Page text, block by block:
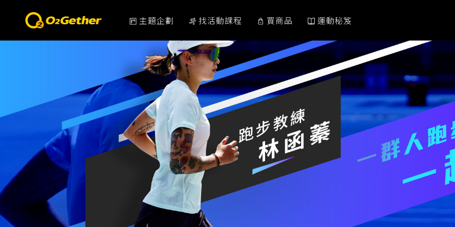
主題企劃 找活動課程 買商品 運動秘笈